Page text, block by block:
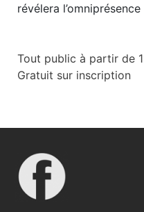
révélera
Tout public à partir de
Gratuit sur inscription